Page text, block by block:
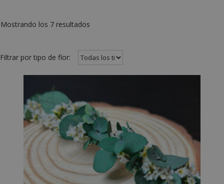
Mostrando los 7 resultados
Filtrar por tipo de flor: